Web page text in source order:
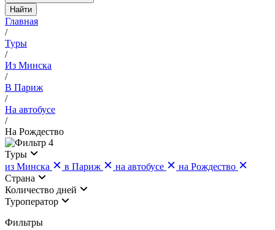
Найти
Главная
/
Туры
/
Из Минска
/
В Париж
/
На автобусе
/
На Рождество
4
Туры
из Минска
в Париж на автобусе
на Рождество
Страна
Количество дней
Туроператор
Фильтры